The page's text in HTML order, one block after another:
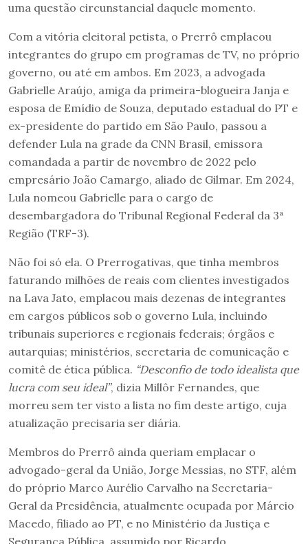
uma questão circunstancial daquele momento.
Com a vitória eleitoral petista, o Prerrô emplacou
integrantes do grupo em programas de TV, no próprio
governo, ou até em ambos. Em 2023, a advogada
Gabrielle Araújo, amiga da primeira-blogueira Janja e
esposa de Emídio de Souza, deputado estadual do PT e
ex-presidente do partido em São Paulo, passou a
defender Lula na grade da CNN Brasil, emissora
comandada a partir de novembro de 2022 pelo
empresário João Camargo, aliado de Gilmar. Em 2024,
Lula nomeou Gabrielle para o cargo de
desembargadora do Tribunal Regional Federal da 3ª
Região (TRF-3).
Não foi só ela. O Prerrogativas, que tinha membros
faturando milhões de reais com clientes investigados
na Lava Jato, emplacou mais dezenas de integrantes
em cargos públicos sob o governo Lula, incluindo
tribunais superiores e regionais federais; órgãos e
autarquias; ministérios, secretaria de comunicação e
comitê de ética pública. “Desconfio de todo idealista que
lucra com seu ideal”, dizia Millôr Fernandes, que
morreu sem ter visto a lista no fim deste artigo, cuja
atualização precisaria ser diária.
Membros do Prerrô ainda queriam emplacar o
advogado-geral da União, Jorge Messias, no STF, além
do próprio Marco Aurélio Carvalho na Secretaria-
Geral da Presidência, atualmente ocupada por Márcio
Macedo, filiado ao PT, e no Ministério da Justiça e